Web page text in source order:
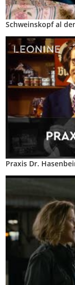
Schweinskopf al
Praxis Dr.